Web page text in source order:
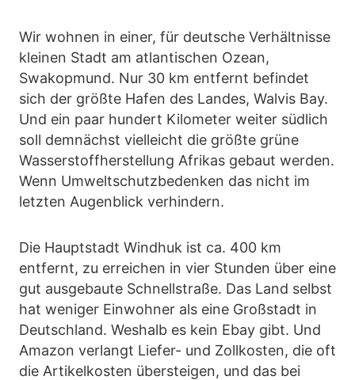
Wir wohnen in einer, für deutsche Verhältnisse
kleinen Stadt am atlantischen Ozean,
Swakopmund. Nur 30 km entfernt befindet
sich der größte Hafen des Landes, Walvis Bay.
Und ein paar hundert Kilometer weiter südlich
soll demnächst vielleicht die größte grüne
Wasserstoffherstellung Afrikas gebaut werden.
Wenn Umweltschutzbedenken das nicht im
letzten Augenblick verhindern.
Die Hauptstadt Windhuk ist ca. 400 km
entfernt, zu erreichen in vier Stunden über eine
gut ausgebaute Schnellstraße. Das Land selbst
hat weniger Einwohner als eine Großstadt in
Deutschland. Weshalb es kein Ebay gibt. Und
Amazon verlangt Liefer- und Zollkosten, die oft
die Artikelkosten übersteigen, und das bei